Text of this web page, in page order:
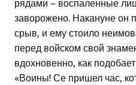
рядами – воспаленные
заворожено. Накануне он
срыв, и ему стоило
перед войском свой
вдохновенно, как
«Воины! Се пришел час,